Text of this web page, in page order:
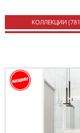
КОЛЛЕКЦИИ (781